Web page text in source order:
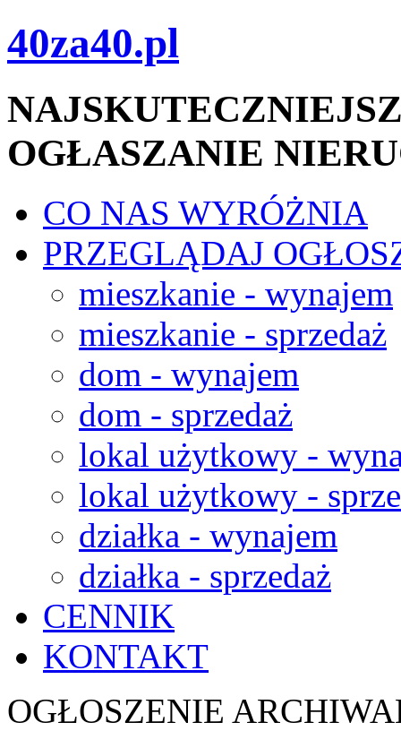
40za40.pl
OGŁASZANIE
CO NAS WYRÓŻNIA
PRZEGLĄDAJ
mieszkanie - wynajem
mieszkanie - sprzedaż
dom - wynajem
dom - sprzedaż
lokal użytkowy -
lokal użytkowy -
działka - wynajem
działka - sprzedaż
CENNIK
KONTAKT
OGŁOSZENIE